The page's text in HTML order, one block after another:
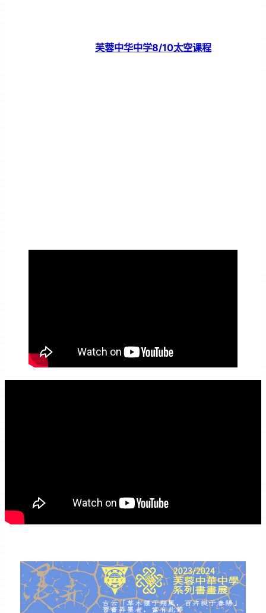
芙蓉中华中学8/10太空课程